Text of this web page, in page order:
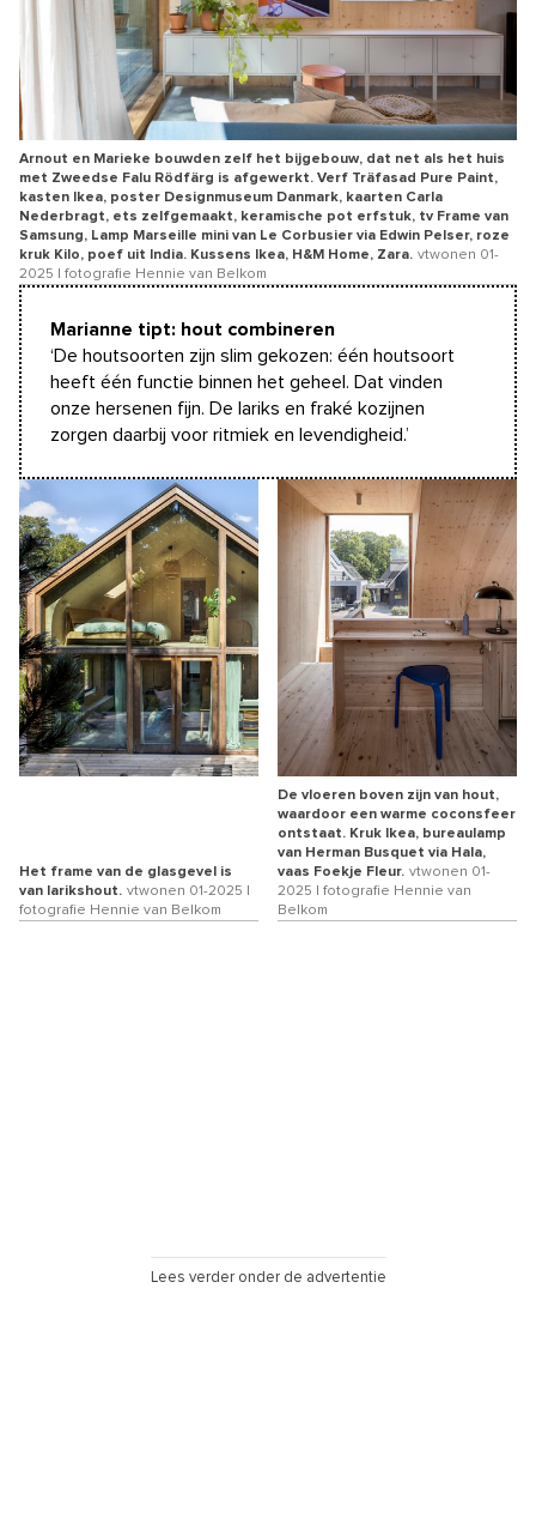
Arnout en Marieke bouwden zelf het bijgebouw, dat net als het huis
met Zweedse Falu Rödfärg is afgewerkt. Verf Träfasad Pure Paint,
kasten Ikea, poster Designmuseum Danmark, kaarten Carla
Nederbragt, ets zelfgemaakt, keramische pot erfstuk, tv Frame van
Samsung, Lamp Marseille mini van Le Corbusier via Edwin Pelser, roze
kruk Kilo, poef uit India. Kussens Ikea, H&M Home, Zara. vtwonen 01-
2025 | fotografie Hennie van Belkom
Marianne tipt: hout combineren
‘De houtsoorten zijn slim gekozen: één houtsoort
heeft één functie binnen het geheel. Dat vinden
onze hersenen fijn. De lariks en fraké kozijnen
zorgen daarbij voor ritmiek en levendigheid.’
Het frame van de glasgevel is
van larikshout. vtwonen 01-2025 |
fotografie Hennie van Belkom
De vloeren boven zijn van hout,
waardoor een warme coconsfeer
ontstaat. Kruk Ikea, bureaulamp
van Herman Busquet via Hala,
vaas Foekje Fleur. vtwonen 01-
2025 | fotografie Hennie van
Belkom
Lees verder onder de advertentie